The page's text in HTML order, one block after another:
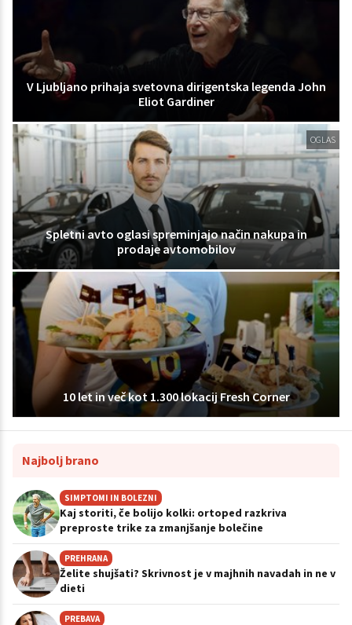
V Ljubljano prihaja svetovna dirigentska legenda John
Eliot Gardiner
OGLAS
Spletni avto oglasi spreminjajo način nakupa in
prodaje avtomobilov
10 let in več kot 1.300 lokacij Fresh Corner
Najbolj brano
SIMPTOMI IN BOLEZNI
Kaj storiti, če bolijo kolki: ortoped razkriva
preproste trike za zmanjšanje bolečine
PREHRANA
Želite shujšati? Skrivnost je v majhnih navadah in ne v
dieti
PREBAVA